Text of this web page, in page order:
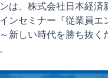
は、株式会社日本経済
ンセミナー『従業員エ
新しい時代を勝ち抜く